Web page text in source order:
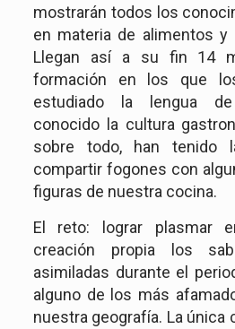
mostrarán todos los
en materia de alimentos y
Llegan así a su fin 14
formación en los que
estudiado la lengua
conocido la cultura
sobre todo, han tenido
compartir fogones con
figuras de nuestra cocina.
El reto: lograr plasmar
creación propia los
asimiladas durante el
alguno de los más
nuestra geografía. La única